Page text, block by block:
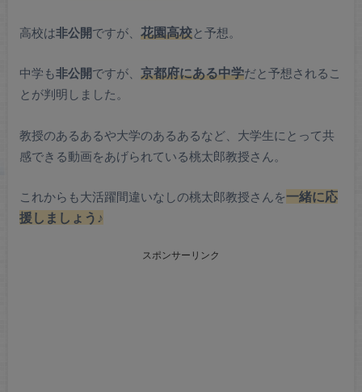
高校は非公開ですが、 花園高校と予想。
中学も非公開ですが、 京都府にある中学だと予想されるこ
とが判明しました。
教授のあるあるや大学のあるあるなど、大学生にとって共
感できる動画をあげられている桃太郎教授さん。
これからも大活躍間違いなしの桃太郎教授さんを一緒に応
援しましょう♪
スポンサーリンク